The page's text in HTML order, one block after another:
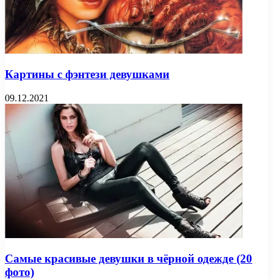
Картины с фэнтези девушками
09.12.2021
Самые красивые девушки в чёрной одежде (20
фото)